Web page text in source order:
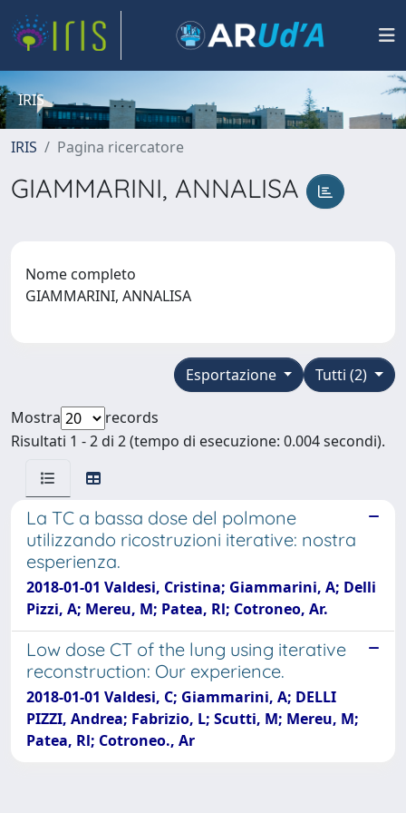
IRIS
IRIS Pagina ricercatore
GIAMMARINI, ANNALISA
Nome completo
GIAMMARINI, ANNALISA
Tutti (2)
Esportazione
Mostra
records
Risultati 1 - 2 di 2 (tempo di esecuzione: 0.004 secondi).
La TC a bassa dose del polmone
utilizzando ricostruzioni iterative: nostra
esperienza.
2018-01-01 Valdesi, Cristina; Giammarini, A; Delli
Pizzi, A; Mereu, M; Patea, Rl; Cotroneo, Ar.
Low dose CT of the lung using iterative
reconstruction: Our experience.
2018-01-01 Valdesi, C; Giammarini, A; DELLI
PIZZI, Andrea; Fabrizio, L; Scutti, M; Mereu, M;
Patea, Rl; Cotroneo., Ar